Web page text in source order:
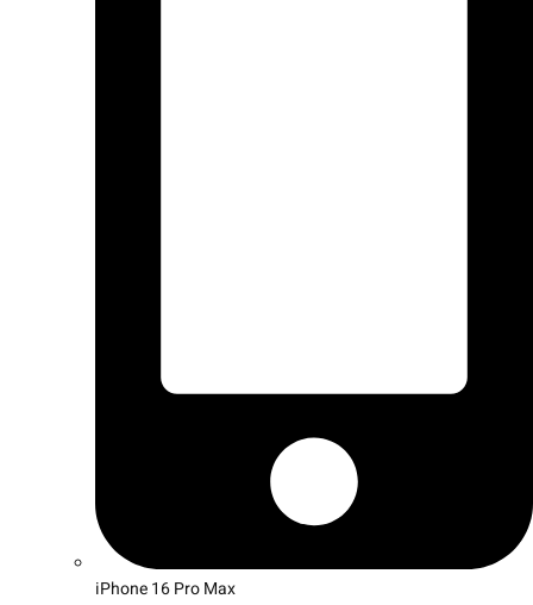
iPhone 16 Pro Max